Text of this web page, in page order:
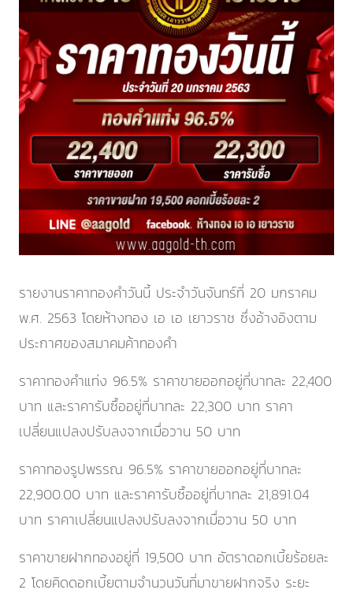
รายงานราคาทองคำวันนี้ ประจำวันจันทร์ที่ 20 มกราคม
พ.ศ. 2563 โดยห้างทอง เอ เอ เยาวราช ซึ่งอ้างอิงตาม
ประกาศของสมาคมค้าทองคำ
ราคาทองคำแท่ง 96.5% ราคาขายออกอยู่ที่บาทละ 22,400
บาท และราคารับซื้ออยู่ที่บาทละ 22,300 บาท ราคา
เปลี่ยนแปลงปรับลงจากเมื่อวาน 50 บาท
ราคาทองรูปพรรณ 96.5% ราคาขายออกอยู่ที่บาทละ
22,900.00 บาท และราคารับซื้ออยู่ที่บาทละ 21,891.04
บาท ราคาเปลี่ยนแปลงปรับลงจากเมื่อวาน 50 บาท
ราคาขายฝากทองอยู่ที่ 19,500 บาท อัตราดอกเบี้ยร้อยละ
2 โดยคิดดอกเบี้ยตามจำนวนวันที่มาขายฝากจริง ระยะ